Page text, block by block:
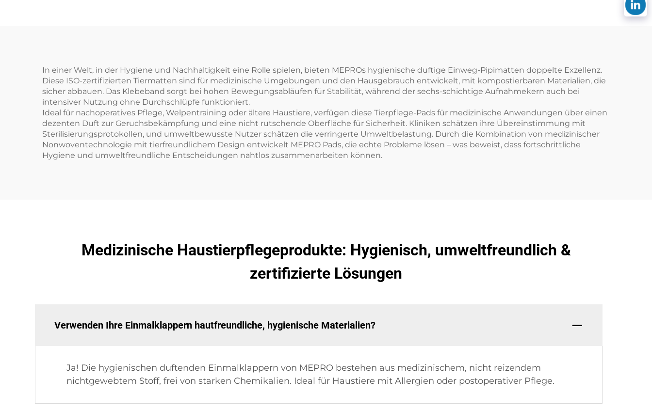
In einer Welt, in der Hygiene und Nachhaltigkeit eine Rolle spielen, bieten MEPROs hygienische duftige Einweg-Pipimatten doppelte Exzellenz.
Diese ISO-zertifizierten Tiermatten sind für medizinische Umgebungen und den Hausgebrauch entwickelt, mit kompostierbaren Materialien, die
sicher abbauen. Das Klebeband sorgt bei hohen Bewegungsabläufen für Stabilität, während der sechs-schichtige Aufnahmekern auch bei
intensiver Nutzung ohne Durchschlüpfe funktioniert.
Ideal für nachoperatives Pflege, Welpentraining oder ältere Haustiere, verfügen diese Tierpflege-Pads für medizinische Anwendungen über einen
dezenten Duft zur Geruchsbekämpfung und eine nicht rutschende Oberfläche für Sicherheit. Kliniken schätzen ihre Übereinstimmung mit
Sterilisierungsprotokollen, und umweltbewusste Nutzer schätzen die verringerte Umweltbelastung. Durch die Kombination von medizinischer
Nonwoventechnologie mit tierfreundlichem Design entwickelt MEPRO Pads, die echte Probleme lösen – was beweist, dass fortschrittliche
Hygiene und umweltfreundliche Entscheidungen nahtlos zusammenarbeiten können.
Medizinische Haustierpflegeprodukte: Hygienisch, umweltfreundlich &
zertifizierte Lösungen
Verwenden Ihre Einmalklappern hautfreundliche, hygienische Materialien?
Ja! Die hygienischen duftenden Einmalklappern von MEPRO bestehen aus medizinischem, nicht reizendem
nichtgewebtem Stoff, frei von starken Chemikalien. Ideal für Haustiere mit Allergien oder postoperativer Pflege.